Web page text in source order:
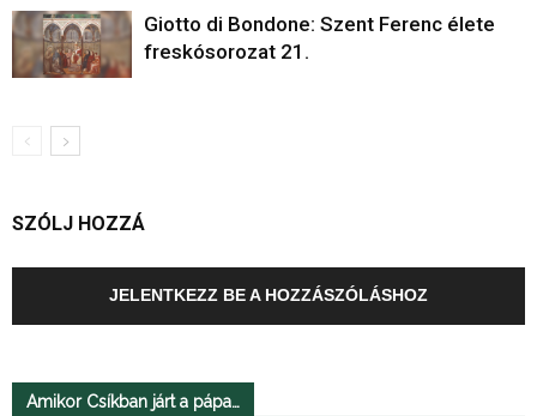
Giotto di Bondone: Szent Ferenc élete
freskósorozat 21.
SZÓLJ HOZZÁ
JELENTKEZZ BE A HOZZÁSZÓLÁSHOZ
Amikor Csíkban járt a pápa…